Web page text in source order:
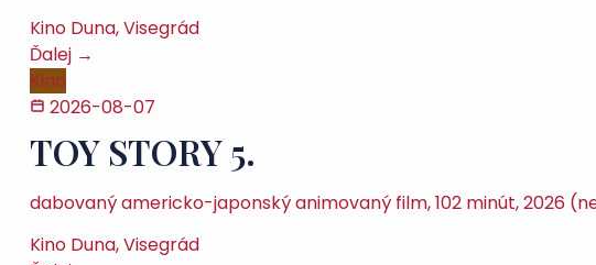
Kino Duna, Visegrád
Ďalej →
Kino
2026-08-07
TOY STORY 5.
dabovaný americko-japonský animovaný film, 102 minút, 2026
Kino Duna, Visegrád